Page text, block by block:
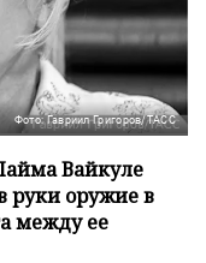
Фото: Гавриил Григоров/ТАСС
Вайкуле
руки оружие в
между ее